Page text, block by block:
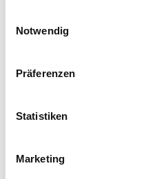
Notwendig
Präferenzen
Statistiken
Marketing